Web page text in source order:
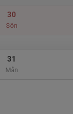
30
Sön
31
Mån